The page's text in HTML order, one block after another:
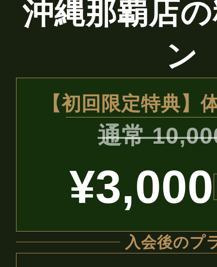
沖縄那覇店
ン
【初回限定特典】
通常
¥3,000
入会後のプ